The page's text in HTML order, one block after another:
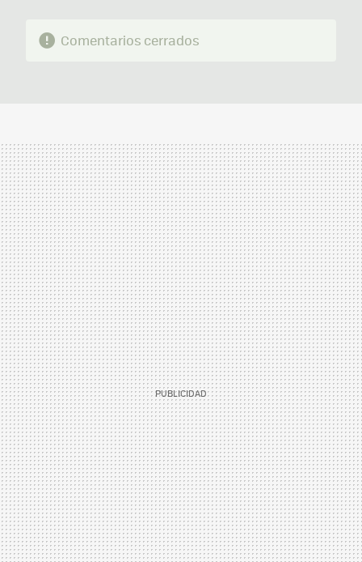
Comentarios cerrados